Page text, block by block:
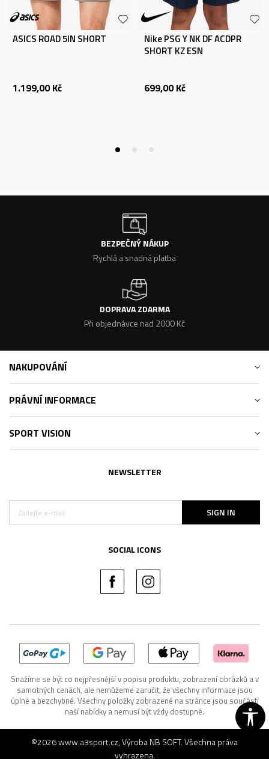
ASICS ROAD 5IN SHORT
1.199,00 Kč
Nike PSG Y NK DF ACDPR
SHORT KZ ESN
699,00 Kč
BEZPEČNÝ NÁKUP
Rychlá a snadná platba
DOPRAVA ZDARMA
Při objednávce nad 2000 Kč
NAKUPOVÁNÍ
PRÁVNÍ INFORMACE
SPORT VISION
NEWSLETTER
SIGN IN
SOCIAL ICONS
Snažíme se být co nejpřesnější v popisu produktu, zobrazení obrázků a v
samotných cenách, ale nemůžeme zaručit, že všechny informace jsou
úplné a bezchybné. Všechny položky zobrazené na stránce jsou součástí
naší nabídky a nemusí být vždy dostupné.
©2026www.a3sport.cz, VýrobaNB SOFT. Všechna práva
vyhrazena.